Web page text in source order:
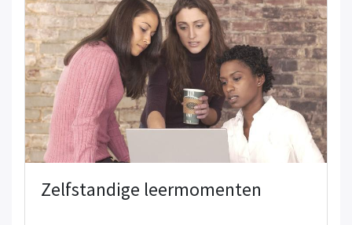
Zelfstandige leermomenten